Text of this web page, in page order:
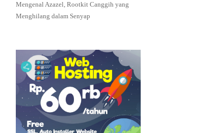
Mengenal Azazel, Rootkit Canggih yang
Menghilang dalam Senyap